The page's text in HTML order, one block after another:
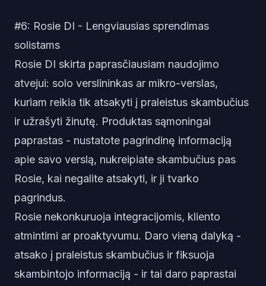
#6: Rosie DI - Lengviausias sprendimas
solistams
Rosie DI skirta paprasčiausiam naudojimo
atvejui: solo verslininkas ar mikro-verslas,
kuriam reikia tik atsakyti į praleistus skambučius
ir užrašyti žinutę. Produktas sąmoningai
paprastas - nustatote pagrindinę informaciją
apie savo verslą, nukreipiate skambučius pas
Rosie, kai negalite atsakyti, ir ji tvarko
pagrindus.
Rosie nekonkuruoja integracijomis, kliento
atmintimi ar proaktyvumu. Daro vieną dalyką -
atsako į praleistus skambučius ir fiksuoja
skambintojo informaciją - ir tai daro paprastai